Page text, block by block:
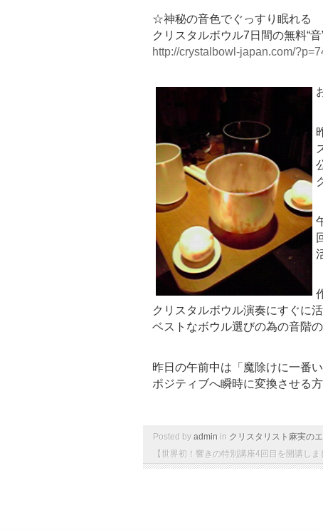
☆神秘の音色でぐっすり眠れる
クリスタルボウル7日間の無料“
http://crystalbowl-japan.com/
クリスタルボウル演奏にすぐに
ベストなボウル選びの為の音階
昨日の午前中は「魔除けに一番
ポジティブへ瞬時に変換させる
Posted by admin in クリスタリスト麻実の
【世界初！響きの特別講座4回目を開講しま